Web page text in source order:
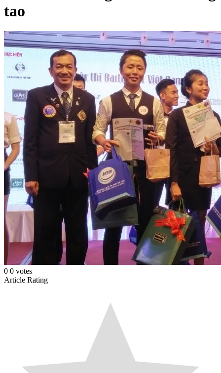
tao
0 0 votes
Article Rating